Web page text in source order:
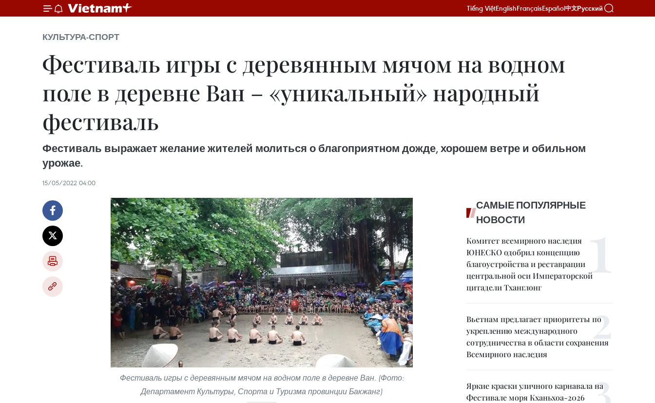
Tiếng ViệtEnglishFrançaisEspañol中文Русский
КУЛЬТУРА-СПОРТ
Фестиваль игры с деревянным мячом на водном
поле в деревне Ван – «уникальный» народный
фестиваль
Фестиваль выражает желание жителей молиться о благоприятном дожде, хорошем ветре и обильном
урожае.
15/05/2022 04:00
Фестиваль игры с деревянным мячом на водном поле в деревне Ван. (Фото:
Департамент Культуры, Спорта и Туризма провинции Бакжанг)
САМЫЕ ПОПУЛЯРНЫЕ
НОВОСТИ
Комитет всемирного наследия
ЮНЕСКО одобрил концепцию
благоустройства и реставрации
центральной оси Императорской
цитадели Тханглонг
Вьетнам предлагает приоритеты по
укреплению международного
сотрудничества в области сохранения
Всемирного наследия
Яркие краски уличного карнавала на
Фестивале моря Кханьхоа-2026